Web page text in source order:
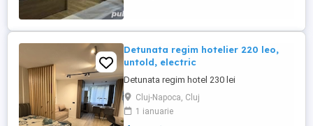
Detunata regim hotelier 220 leo,
untold, electric
Detunata regim hotel 230 lei
Cluj-Napoca, Cluj
1 ianuarie